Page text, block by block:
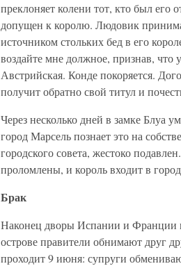
преклоняет колени тот, кто был
допущен к королю. Людовик
источником стольких бед в его
воздайте мне должное, признав,
Австрийская. Конде покоряется.
получит обратно свой титул и
Через несколько дней в замке Блуа
город Марсель познает это на
городского совета, жестоко
проломлены, и король входит в
Брак
Наконец дворы Испании и Франции
острове правители обнимают друг
проходит 9 июня: супруги